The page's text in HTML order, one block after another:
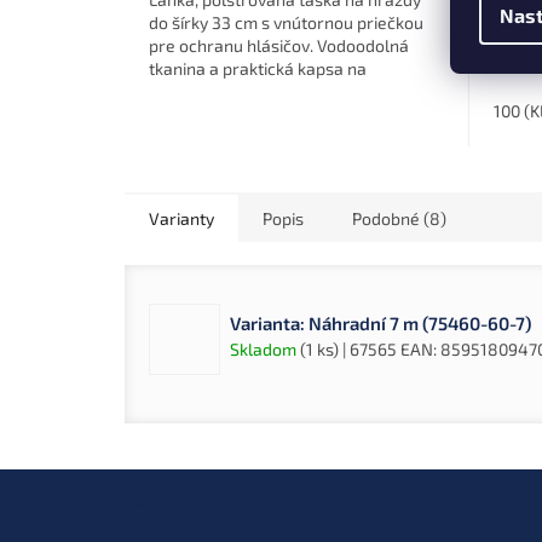
do šírky 33 cm s vnútornou priečkou
pre ochranu hlásičov. Vodoodolná
tkanina a praktická kapsa na
zipsy
na...
100
Varianty Popis Podobné (8)
Varianta: Náhradní 7 m (75460-60-7)
Skladom(1 ks) | 67565 EAN: